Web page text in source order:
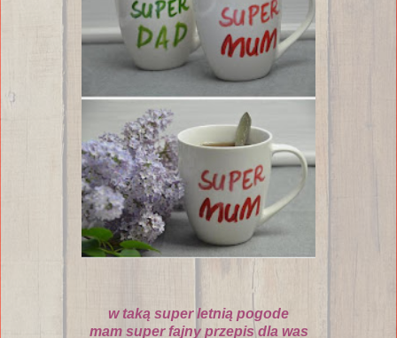
w taką super letnią pogode
mam super fajny przepis dla was